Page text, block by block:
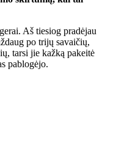
Aš tiesiog pradėjau
po trijų savaičių,
tarsi jie kažką pakeitė
pablogėjo.